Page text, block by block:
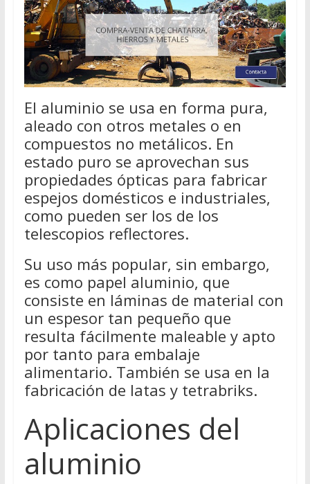
El aluminio se usa en forma pura,
aleado con otros metales o en
compuestos no metálicos. En
estado puro se aprovechan sus
propiedades ópticas para fabricar
espejos domésticos e industriales,
como pueden ser los de los
telescopios reflectores.
Su uso más popular, sin embargo,
es como papel aluminio, que
consiste en láminas de material con
un espesor tan pequeño que
resulta fácilmente maleable y apto
por tanto para embalaje
alimentario. También se usa en la
fabricación de latas y tetrabriks.
Aplicaciones del
aluminio